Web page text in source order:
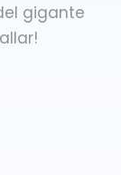
gigante